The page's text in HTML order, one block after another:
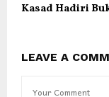
Kasad Hadiri
LEAVE A